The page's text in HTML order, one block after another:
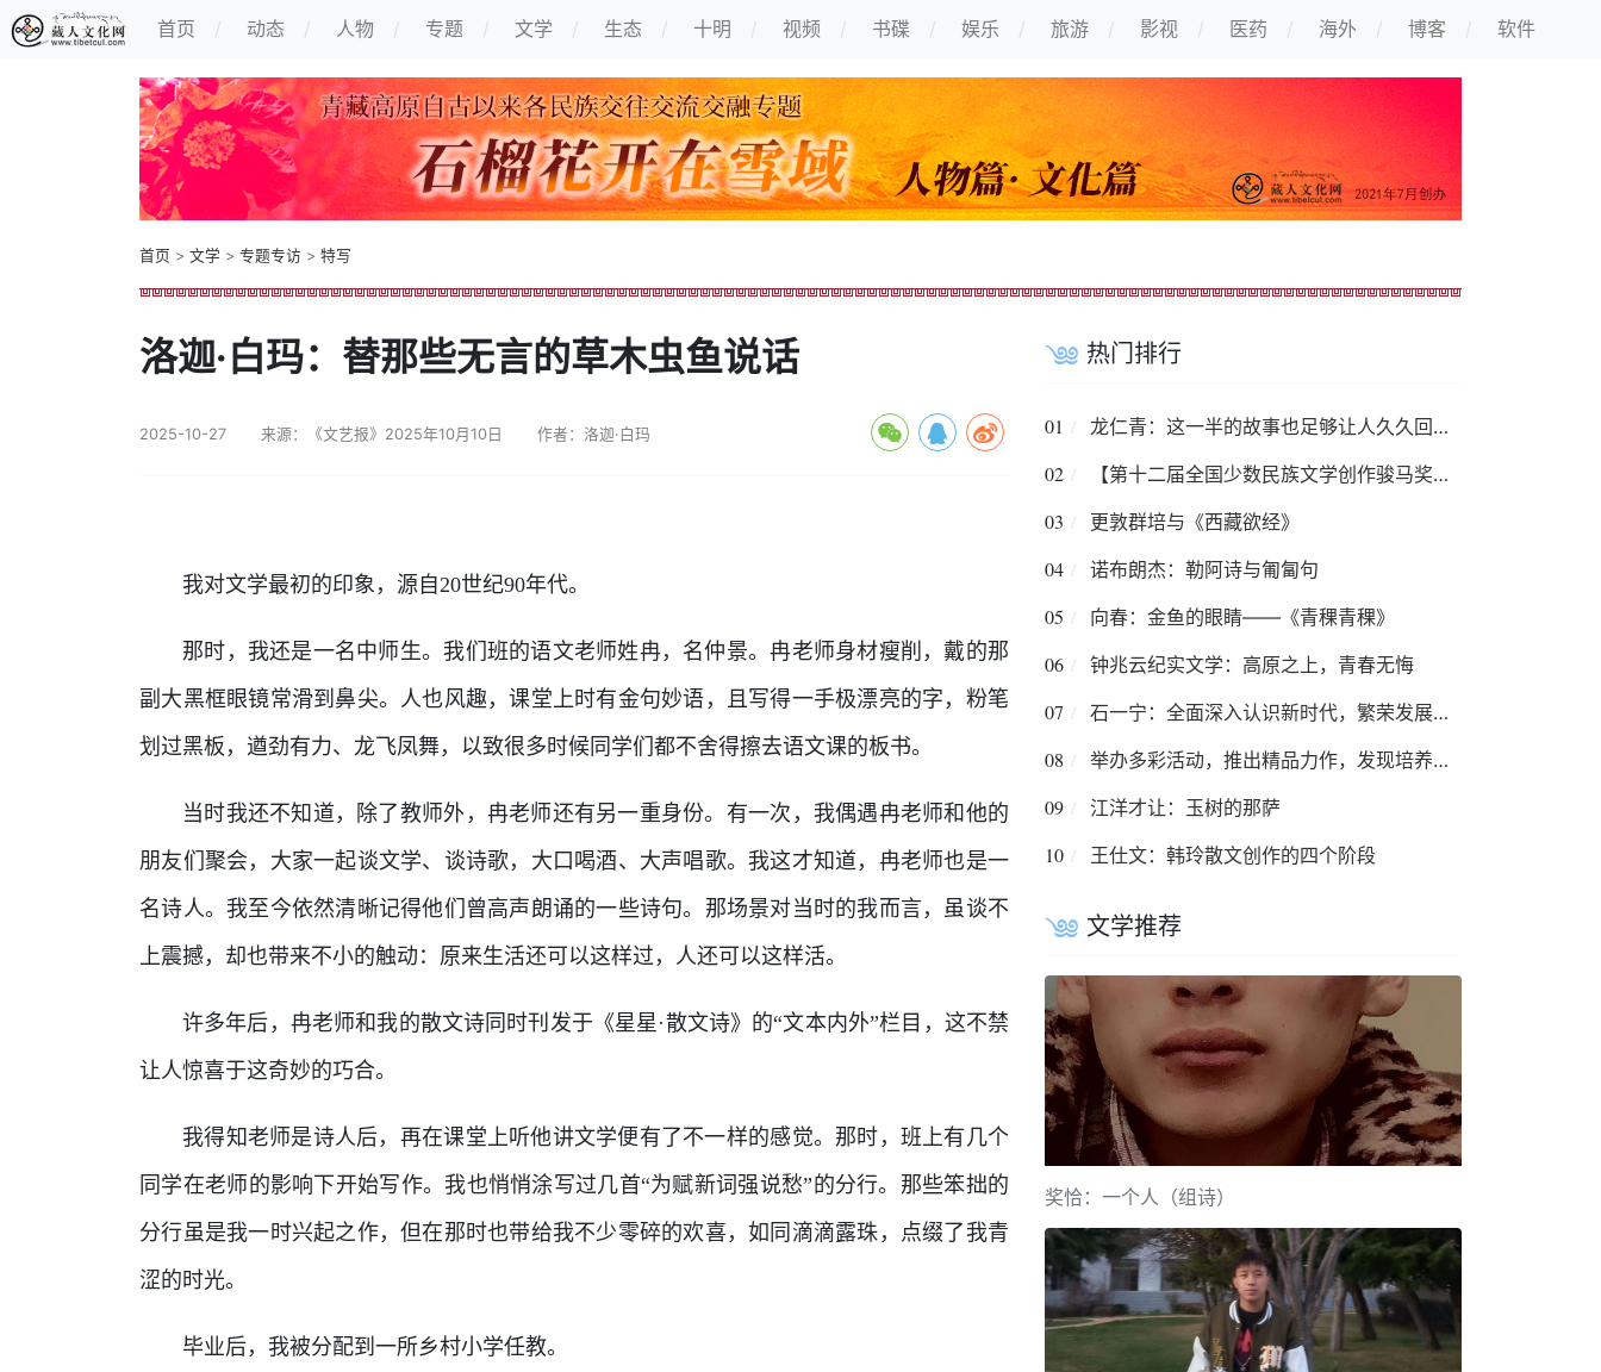
首页 动态 人物 专题 文学 生态 十明 视频 书碟 娱乐 旅游 影视 医药 海外 博客 软件
首页 > 文学 > 专题专访 > 特写
洛迦·白玛：替那些无言的草木虫鱼说话
2025-10-27 来源：《文艺报》2025年10月10日 作者：洛迦·白玛
我对文学最初的印象，源自20世纪90年代。
那时，我还是一名中师生。我们班的语文老师姓冉，名仲景。冉老师身材瘦削，戴的那
副大黑框眼镜常滑到鼻尖。人也风趣，课堂上时有金句妙语，且写得一手极漂亮的字，粉笔
划过黑板，遒劲有力、龙飞凤舞，以致很多时候同学们都不舍得擦去语文课的板书。
当时我还不知道，除了教师外，冉老师还有另一重身份。有一次，我偶遇冉老师和他的
朋友们聚会，大家一起谈文学、谈诗歌，大口喝酒、大声唱歌。我这才知道，冉老师也是一
名诗人。我至今依然清晰记得他们曾高声朗诵的一些诗句。那场景对当时的我而言，虽谈不
上震撼，却也带来不小的触动：原来生活还可以这样过，人还可以这样活。
许多年后，冉老师和我的散文诗同时刊发于《星星·散文诗》的“文本内外”栏目，这不禁
让人惊喜于这奇妙的巧合。
我得知老师是诗人后，再在课堂上听他讲文学便有了不一样的感觉。那时，班上有几个
同学在老师的影响下开始写作。我也悄悄涂写过几首“为赋新词强说愁”的分行。那些笨拙的
分行虽是我一时兴起之作，但在那时也带给我不少零碎的欢喜，如同滴滴露珠，点缀了我青
涩的时光。
毕业后，我被分配到一所乡村小学任教。
热门排行
01 龙仁青：这一半的故事也足够让人久久回味——纪念万玛才旦
02 【第十二届全国少数民族文学创作骏马奖】藏族作家授奖辞和获奖感言
03 更敦群培与《西藏欲经》
04 诺布朗杰：勒阿诗与匍匐句
05 向春：金鱼的眼睛——《青稞青稞》
06 钟兆云纪实文学：高原之上，青春无悔
07 石一宁：全面深入认识新时代，繁荣发展少数民族文学
08 举办多彩活动，推出精品力作，发现培养人才——西藏作家协会五年工作综述
09 江洋才让：玉树的那萨
10 王仕文：韩玲散文创作的四个阶段
文学推荐
奖恰：一个人（组诗）